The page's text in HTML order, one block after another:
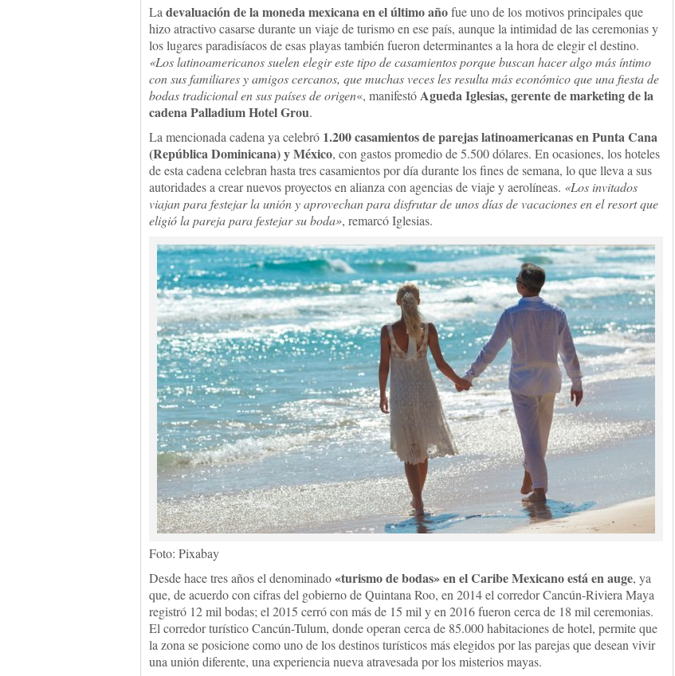
La devaluación de la moneda mexicana en el último añofue uno de los motivos principales que
hizo atractivo casarse durante un viaje de turismo en ese país, aunque la intimidad de las ceremonias y
los lugares paradisíacos de esas playas también fueron determinantes a la hora de elegir el destino.
«Los latinoamericanos suelen elegir este tipo de casamientos porque buscan hacer algo más íntimo
con sus familiares y amigos cercanos, que muchas veces les resulta más económico que una fiesta de
bodas tradicional en sus países de origen«, manifestóAgueda Iglesias, gerente de marketing de la
cadena Palladium Hotel Grou.
La mencionada cadena ya celebró 1.200 casamientos de parejas latinoamericanas en Punta Cana
(República Dominicana) y México, con gastos promedio de 5.500 dólares. En ocasiones, los hoteles
de esta cadena celebran hasta tres casamientos por día durante los fines de semana, lo que lleva a sus
autoridades a crear nuevos proyectos en alianza con agencias de viaje y aerolíneas. «Los invitados
viajan para festejar la unión y aprovechan para disfrutar de unos días de vacaciones en el resort que
eligió la pareja para festejar su boda», remarcó Iglesias.
Foto: Pixabay
Desde hace tres años el denominado«turismo de bodas» en el Caribe Mexicano está en auge, ya
que, de acuerdo con cifras del gobierno de Quintana Roo, en 2014 el corredor Cancún-Riviera Maya
registró 12 mil bodas; el 2015 cerró con más de 15 mil y en 2016 fueron cerca de 18 mil ceremonias.
El corredor turístico Cancún-Tulum, donde operan cerca de 85.000 habitaciones de hotel, permite que
la zona se posicione como uno de los destinos turísticos más elegidos por las parejas que desean vivir
una unión diferente, una experiencia nueva atravesada por los misterios mayas.